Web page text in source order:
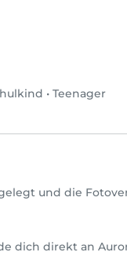
• Teenager
und die
dich direkt an